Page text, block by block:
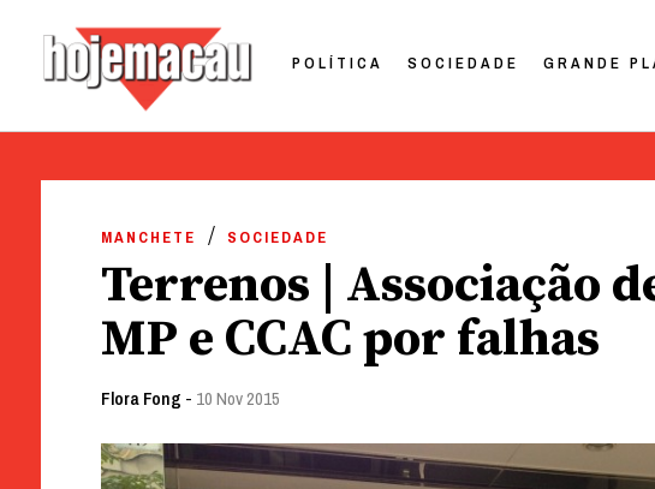
POLÍTICA SOCIEDADE GRANDE
MANCHETE SOCIEDADE
Terrenos | Associação
MP e CCAC por falhas
Flora Fong - 10 Nov 2015